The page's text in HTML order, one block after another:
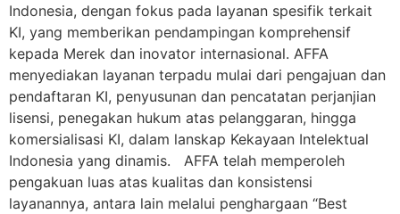
Indonesia, dengan fokus pada layanan spesifik terkait
KI, yang memberikan pendampingan komprehensif
kepada Merek dan inovator internasional. AFFA
menyediakan layanan terpadu mulai dari pengajuan dan
pendaftaran KI, penyusunan dan pencatatan perjanjian
lisensi, penegakan hukum atas pelanggaran, hingga
komersialisasi KI, dalam lanskap Kekayaan Intelektual
Indonesia yang dinamis. AFFA telah memperoleh
pengakuan luas atas kualitas dan konsistensi
layanannya, antara lain melalui penghargaan “Best